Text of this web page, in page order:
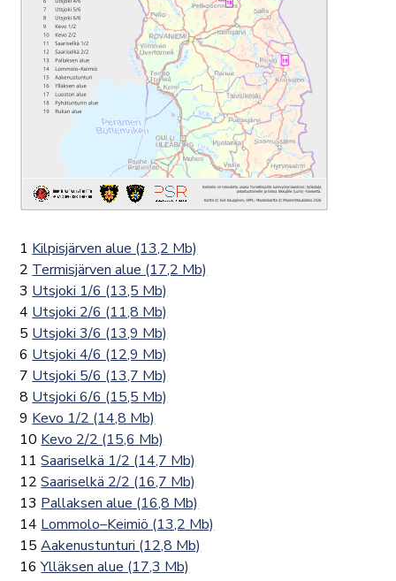
1 Kilpisjärven alue (13,2 Mb)
2 Termisjärven alue (17,2 Mb)
3 Utsjoki 1/6 (13,5 Mb)
4 Utsjoki 2/6 (11,8 Mb)
5 Utsjoki 3/6 (13,9 Mb)
6 Utsjoki 4/6 (12,9 Mb)
7 Utsjoki 5/6 (13,7 Mb)
8 Utsjoki 6/6 (15,5 Mb)
9 Kevo 1/2 (14,8 Mb)
10 Kevo 2/2 (15,6 Mb)
11Saariselkä 1/2 (14,7 Mb)
12Saariselkä 2/2 (16,7 Mb)
13 Pallaksen alue (16,8 Mb)
14 Lommolo–Keimiö (13,2 Mb)
15Aakenustunturi (12,8 Mb)
16Ylläksen alue (17,3 Mb)